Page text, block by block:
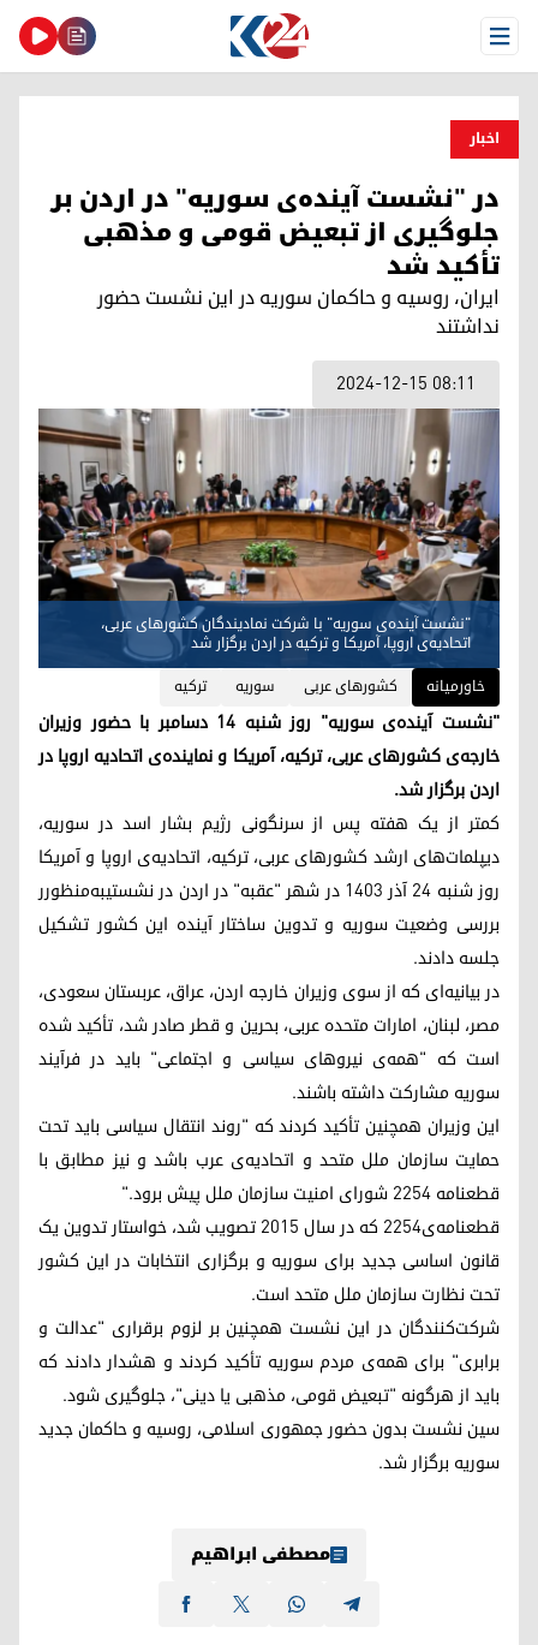
Open Menu
اخبار
در "نشست آینده‌ی سوریه" در اردن بر
جلوگیری از تبعیض قومی و مذهبی
تأکید شد
ایران، روسیه و حاکمان سوریه در این نشست حضور
نداشتند
2024-12-15 08:11
"نشست آینده‌ی سوریە" با شرکت نمادیندگان کشورهای عربی،
اتحادیه‌ی اروپا، آمریکا و ترکیە در اردن برگزار شد
خاورمیانه
کشورهای عربی سوریه ترکیه
"نشست آینده‌ی سوریه" روز شنبه ۱۴ دسامبر با حضور وزیران
خارجه‌ی کشورهای عربی، ترکیه، آمریکا و نماینده‌ی اتحادیه اروپا در
اردن برگزار شد.
کمتر از یک هفته پس از سرنگونی رژیم بشار اسد در سوریه،
دیپلمات‌های ارشد کشورهای عربی، ترکیه، اتحادیه‌ی اروپا و آمریکا
روز شنبه ۲۴ آذر ١٤٠٣ در شهر "عقبه" در اردن در نشستیبه‌منظورر
بررسی وضعیت سوریه و تدوین ساختار آینده این کشور تشکیل
جلسه دادند.
در بیانیه‌ای که از سوی وزیران خارجه اردن، عراق، عربستان سعودی،
مصر، لبنان، امارات متحده عربی، بحرین و قطر صادر شد، تأکید شده
است که "همه‌ی نیروهای سیاسی و اجتماعی" باید در فرآیند
سوریه مشارکت داشته باشند.
این وزیران همچنین تأکید کردند که "روند انتقال سیاسی باید تحت
حمایت سازمان ملل متحد و اتحادیه‌ی عرب باشد و نیز مطابق با
قطعنامه ۲۲۵۴ شورای امنیت سازمان ملل پیش برود."
قطعنامه‌ی٢٢٥٤ که در سال ۲۰۱۵ تصویب شد، خواستار تدوین یک
قانون اساسی جدید برای سوریه و برگزاری انتخابات در این کشور
تحت نظارت سازمان ملل متحد است.
شرکت‌کنندگان در این نشست همچنین بر لزوم برقراری "عدالت و
برابری" برای همه‌ی مردم سوریه تأکید کردند و هشدار دادند که
باید از هرگونه "تبعیض قومی، مذهبی یا دینی"، جلوگیری شود.
سین نشست بدون حضور جمهوری اسلامی، روسیه و حاکمان جدید
سوریه برگزار شد.
مصطفی ابراهیم